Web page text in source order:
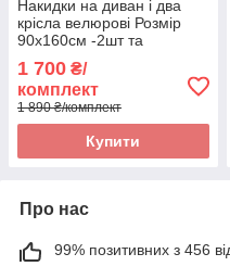
Накидки на диван і два
крісла велюрові Розмір
90х160см -2шт та
90х210см-1шт якісні
Дивандеки
1 700 ₴/
комплект
1 890 ₴/комплект
Купити
Про нас
99% позитивних з 456